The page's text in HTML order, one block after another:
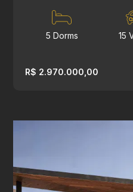
5 Dorms 15
R$ 2.970.000,00